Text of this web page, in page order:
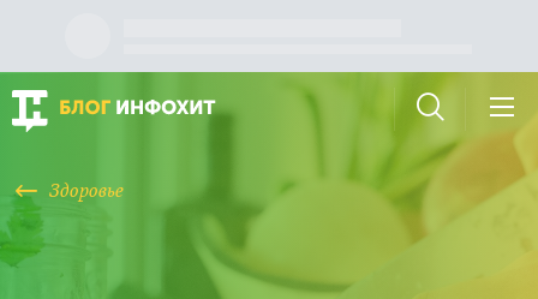
Здоровье